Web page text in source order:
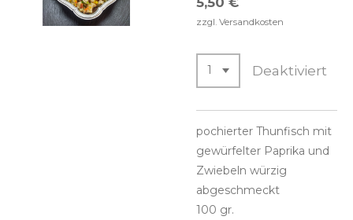
zzgl. Versandkosten
Deaktiviert
pochierter Thunfisch mit
gewürfelter Paprika und
Zwiebeln würzig
abgeschmeckt
100 gr.